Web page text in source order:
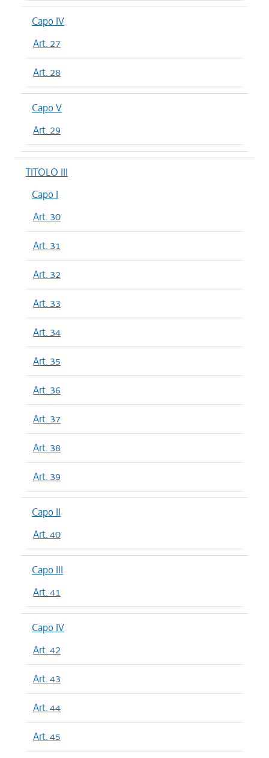
Capo IV
Art. 27
Art. 28
Capo V
Art. 29
TITOLO III
Capo I
Art. 30
Art. 31
Art. 32
Art. 33
Art. 34
Art. 35
Art. 36
Art. 37
Art. 38
Art. 39
Capo II
Art. 40
Capo III
Art. 41
Capo IV
Art. 42
Art. 43
Art. 44
Art. 45